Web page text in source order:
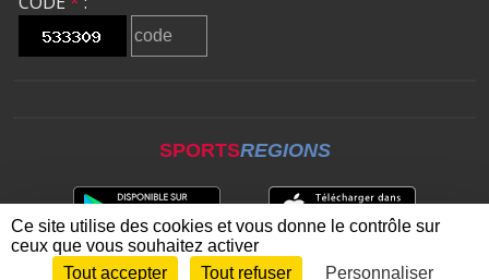
SPORTSREGIONS
Envie de participer ? CONNEXION
Ce site utilise des cookies et vous donne le contrôle sur
ceux que vous souhaitez activer
Tout accepter
Tout refuser Personnaliser